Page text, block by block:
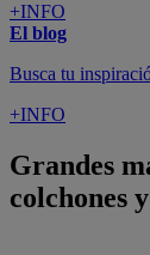
+INFO
El blog
Busca tu
+INFO
Grandes
colchones